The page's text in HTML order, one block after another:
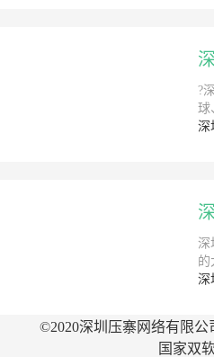
?
球
深
深
的
深
©2020深圳压寨网络有限公
国家双